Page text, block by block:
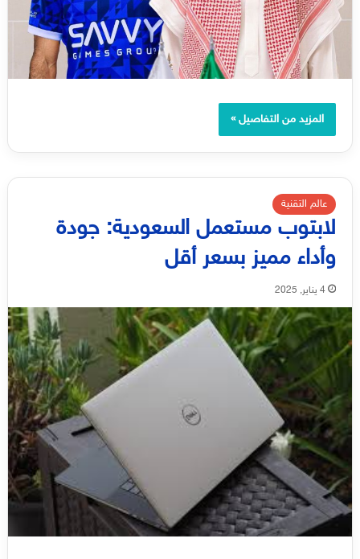
المزيد من التفاصيل »
عالم التقنية
لابتوب مستعمل السعودية: جودة
وأداء مميز بسعر أقل
4 يناير, 2025